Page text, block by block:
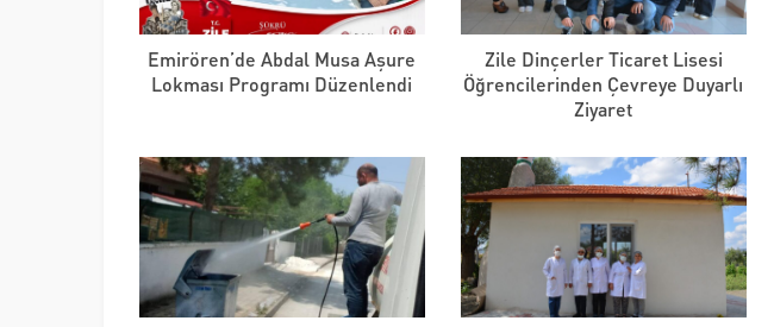
Emirören’de Abdal Musa Aşure
Lokması Programı Düzenlendi
Zile Dinçerler Ticaret Lisesi
Öğrencilerinden Çevreye Duyarlı
Ziyaret